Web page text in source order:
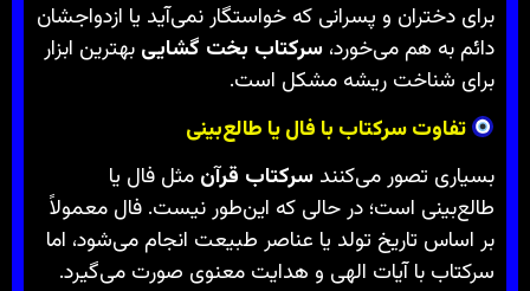
برای دختران و پسرانی که خواستگار نمی‌آید یا ازدواجشان
دائم به هم می‌خورد، سرکتاب بخت گشایی بهترین ابزار
برای شناخت ریشه مشکل است.
تفاوت سرکتاب با فال یا طالع‌بینی
بسیاری تصور می‌کنند سرکتاب قرآن مثل فال یا
طالع‌بینی است؛ در حالی که این‌طور نیست. فال معمولاً
بر اساس تاریخ تولد یا عناصر طبیعت انجام می‌شود، اما
سرکتاب با آیات الهی و هدایت معنوی صورت می‌گیرد.